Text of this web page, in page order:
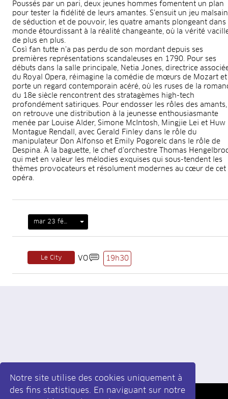
Notre site utilise des cookies uniquement à
des fins statistiques. En naviguant sur notre
Poussés par un pari, deux jeunes hommes fomentent un plan
pour tester la fidélité de leurs amantes. S’ensuit un jeu malsain
de séduction et de pouvoir, les quatre amants plongeant dans
monde étourdissant à la réalité changeante, où la vérité
de plus en plus.
Così fan tutte n’a pas perdu de son mordant depuis ses
premières représentations scandaleuses en 1790. Pour ses
débuts dans la salle principale, Netia Jones, directrice
du Royal Opera, réimagine la comédie de mœurs de Mozart
porte un regard contemporain acéré, où les ruses de la
du 18e siècle rencontrent des stratagèmes high-tech
profondément satiriques. Pour endosser les rôles des amants,
on retrouve une distribution à la jeunesse enthousiasmante
menée par Louise Alder, Simone McIntosh, Mingjie Lei et Huw
Montague Rendall, avec Gerald Finley dans le rôle du
manipulateur Don Alfonso et Emily Pogorelc dans le rôle de
Despina. À la baguette, le chef d’orchestre Thomas
qui met en valeur les mélodies exquises qui sous-tendent les
thèmes provocateurs et résolument modernes au cœur de cet
opéra.
mar 23 févr
Le City VO 19h30